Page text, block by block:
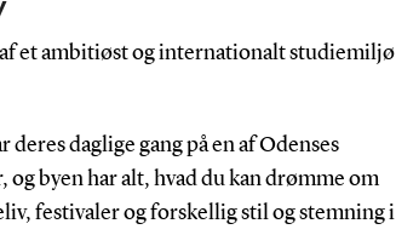
et ambitiøst og internationalt studiemiljø
daglige gang på en af Odenses
byen har alt, hvad du kan drømme om
festivaler og forskellig stil og stemning i